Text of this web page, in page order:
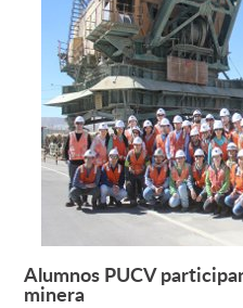
Alumnos PUCV
minera